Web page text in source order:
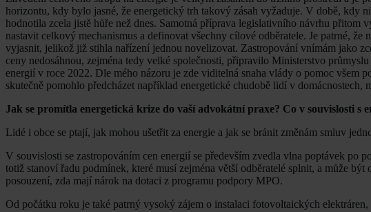
horizontu, kdy bylo jasné, že energetický trh takový zásah vyžaduje. V době, kdy
hodnotila zcela jistě hůře než dnes. Samotná příprava legislativního návrhu přitom
nastavit celkový mechanismus a definovat všechny cílové odběratele. Je patrné,
vyjasnit, jelikož již stihla nařízení jednou novelizovat. Zastropování vnímám jako
ceny nedosáhnou, zejména tedy velké společnosti, připravilo Ministerstvo
energií v roce 2022. Dle mého názoru je zde viditelná snaha vlády o pomoc všem
skutečně pomohlo předcházet například energetické chudobě lidí v domácnostech,
Jak se promítla energetická krize do vaší advokátní praxe? Co v souvislosti s
Lidé i obce se ptají, jak mohou ušetřit za energie a jak se bránit změnám smluv
V souvislosti se zastropováním cen energií se především zvedla vlna poptávek po
totiž stanoví řadu podmínek, které musí zejména větší odběratelé splnit, a může
posouzení, zda mají nárok na dotaci z programu podpory MPO.
Od počátku roku je také patrný vysoký zájem o instalaci fotovoltaických